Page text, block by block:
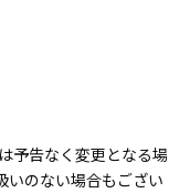
予告なく変更となる場
いのない場合もござい